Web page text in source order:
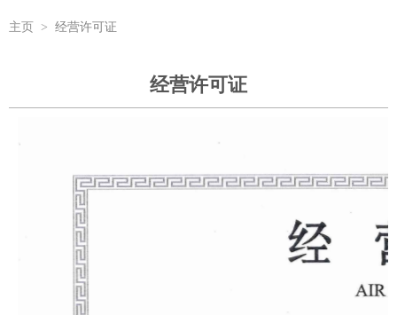
主页 > 经营许可证
经营许可证